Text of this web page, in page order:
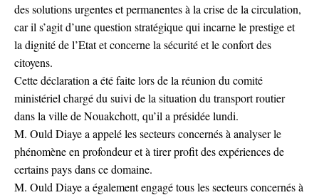
des solutions urgentes et permanentes à la crise de la circulation,
car il s’agit d’une question stratégique qui incarne le prestige et
la dignité de l’Etat et concerne la sécurité et le confort des
citoyens.
Cette déclaration a été faite lors de la réunion du comité
ministériel chargé du suivi de la situation du transport routier
dans la ville de Nouakchott, qu’il a présidée lundi.
M. Ould Diaye a appelé les secteurs concernés à analyser le
phénomène en profondeur et à tirer profit des expériences de
certains pays dans ce domaine.
M. Ould Diaye a également engagé tous les secteurs concernés à